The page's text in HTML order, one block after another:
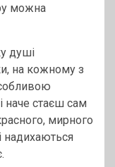
можна
душі
на кожному з
наче стаєш сам
мирного
надихаються